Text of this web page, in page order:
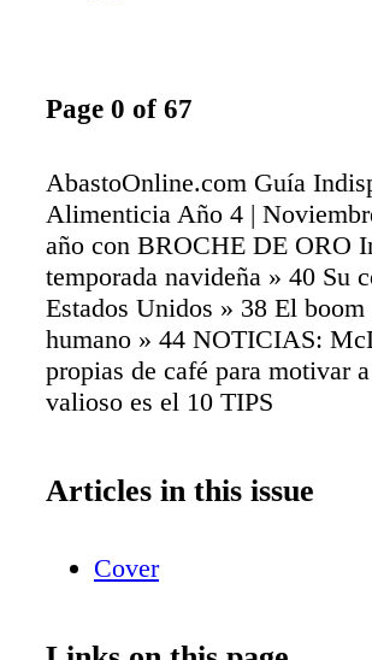
Page 0 of 67
AbastoOnline.com Guía
Alimenticia Año 4 |
año con BROCHE DE ORO
temporada navideña » 40 Su
Estados Unidos » 38 El
humano » 44 NOTICIAS:
propias de café para motivar
valioso es el 10 TIPS
Articles in this issue
Cover